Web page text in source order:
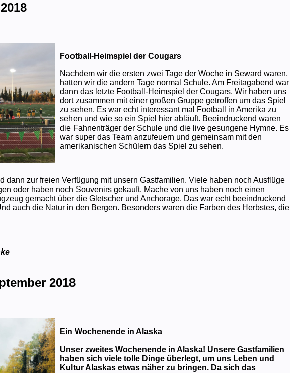
Football-Heimspiel der Cougars
Nachdem wir die ersten zwei Tage der Woche in Seward waren,
hatten wir die andern Tage normal Schule. Am Freitagabend war
dann das letzte Football-Heimspiel der Cougars. Wir haben uns
dort zusammen mit einer großen Gruppe getroffen um das Spiel
zu sehen. Es war echt interessant mal Football in Amerika zu
sehen und wie so ein Spiel hier abläuft. Beeindruckend waren
die Fahnenträger der Schule und die live gesungene Hymne. Es
war super das Team anzufeuern und gemeinsam mit den
amerikanischen Schülern das Spiel zu sehen.
dann zur freien Verfügung mit unsern Gastfamilien. Viele haben noch Ausflüge
oder haben noch Souvenirs gekauft. Mache von uns haben noch einen
gemacht über die Gletscher und Anchorage. Das war echt beeindruckend
auch die Natur in den Bergen. Besonders waren die Farben des Herbstes, die
2018
Ein Wochenende in Alaska
Unser zweites Wochenende in Alaska! Unsere Gastfamilien
haben sich viele tolle Dinge überlegt, um uns Leben und
Kultur Alaskas etwas näher zu bringen. Da sich das